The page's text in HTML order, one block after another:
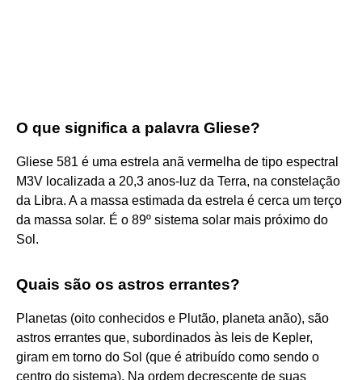
O que significa a palavra Gliese?
Gliese 581 é uma estrela anã vermelha de tipo espectral
M3V localizada a 20,3 anos-luz da Terra, na constelação
da Libra. A a massa estimada da estrela é cerca um terço
da massa solar. É o 89º sistema solar mais próximo do
Sol.
Quais são os astros errantes?
Planetas (oito conhecidos e Plutão, planeta anão), são
astros errantes que, subordinados às leis de Kepler,
giram em torno do Sol (que é atribuído como sendo o
centro do sistema), Na ordem decrescente de suas